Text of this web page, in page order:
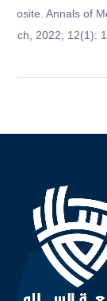
Annals of
2022; 12(1):